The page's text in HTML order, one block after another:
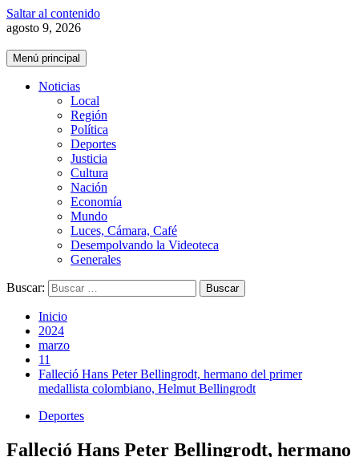
Saltar al contenido
agosto 9, 2026
Menú principal
Noticias
Local
Región
Política
Deportes
Justicia
Cultura
Nación
Economía
Mundo
Luces, Cámara, Café
Desempolvando la Videoteca
Generales
Buscar:
Inicio
2024
marzo
11
Falleció Hans Peter Bellingrodt, hermano del primer
medallista colombiano, Helmut Bellingrodt
Deportes
Falleció Hans Peter Bellingrodt, hermano